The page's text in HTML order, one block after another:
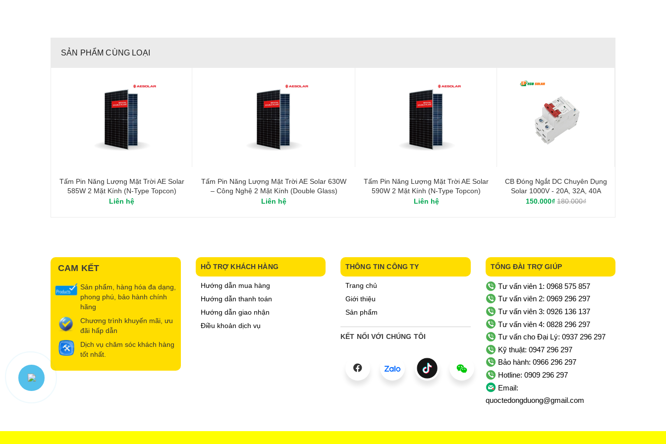
SẢN PHẨM CÙNG LOẠI
Tấm Pin Năng Lượng Mặt Trời AE Solar
585W 2 Mặt Kính (N-Type Topcon)
Liên hệ
Tấm Pin Năng Lượng Mặt Trời AE Solar 630W
– Công Nghệ 2 Mặt Kính (Double Glass)
Liên hệ
Tấm Pin Năng Lượng Mặt Trời AE Solar
590W 2 Mặt Kính (N-Type Topcon)
Liên hệ
CB Đóng Ngắt DC Chuyên Dụng
Solar 1000V - 20A, 32A, 40A
150.000₫ 180.000₫
CAM KẾT
Sản phẩm, hàng hóa đa dạng,
phong phú, bảo hành chính
hãng
Chương trình khuyến mãi, ưu
đãi hấp dẫn
Dịch vụ chăm sóc khách hàng
tốt nhất.
HỖ TRỢ KHÁCH HÀNG
Hướng dẫn mua hàng
Hướng dẫn thanh toán
Hướng dẫn giao nhận
Điều khoản dịch vụ
THÔNG TIN CÔNG TY
Trang chủ
Giới thiệu
Sản phẩm
KẾT NỐI VỚI CHÚNG TÔI
TỔNG ĐÀI TRỢ GIÚP
Tư vấn viên 1: 0968 575 857
Tư vấn viên 2: 0969 296 297
Tư vấn viên 3: 0926 136 137
Tư vấn viên 4: 0828 296 297
Tư vấn cho Đại Lý: 0937 296 297
Kỹ thuật: 0947 296 297
Bảo hành: 0966 296 297
Hotline: 0909 296 297
Email:
quoctedongduong@gmail.com